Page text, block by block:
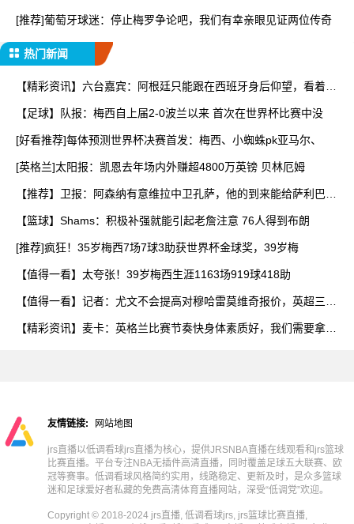
[推荐]葡萄牙球迷：停止梅罗争论吧，我们有幸亲眼见证两位传奇
热门新闻
【精彩资讯】六台嘉宾：阿根廷只能跟在西班牙身后仰望，看着我
【足球】队报：梅西自上届2-0波兰以来 首次在世界杯比赛中没
[好看推荐]每体预测世界杯决赛首发：梅西、小蜘蛛pk亚马尔、
[英格兰]太阳报：凯恩去年场内外赚超4800万英镑 贝林厄姆
【推荐】卫报：阿森纳有意维拉中卫孔萨，他的到来能给萨利巴提
【篮球】Shams：积极补强就能引起老詹注意 76人得到布朗
[推荐]疯狂！35岁梅西7场7球3助获世界杯金球奖，39岁梅
【值得一看】太夸张！39岁梅西生涯1163场919球418助
【值得一看】记者：尤文不会提高对穆哈雷莫维奇报价，英超三队
【精彩资讯】麦卡：英格兰比赛节奏快身体素质好，我们需要拿出
友情链接: 网站地图
jrs直播以低调看球jrs直播为核心，提供JRSNBA直播在线观看和jrs篮球
比赛直播。平台专注NBA无插件高清直播，同时覆盖足球五大联赛、欧
冠等赛事。低调看球风格简约实用，线路稳定、更新及时，是众多篮球
迷和足球爱好者私藏的免费高清体育直播网站，深受“低调党”欢迎。
Copyright © 2018-2024 jrs直播, 低调看球jrs, jrs篮球比赛直播,